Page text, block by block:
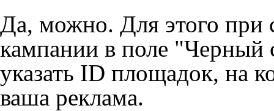
Да, можно. Для этого при
кампании в поле "Черный
указать ID площадок, на
ваша реклама.